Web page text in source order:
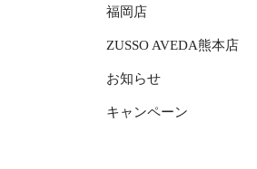
福岡店
ZUSSO AVEDA熊本店
お知らせ
キャンペーン